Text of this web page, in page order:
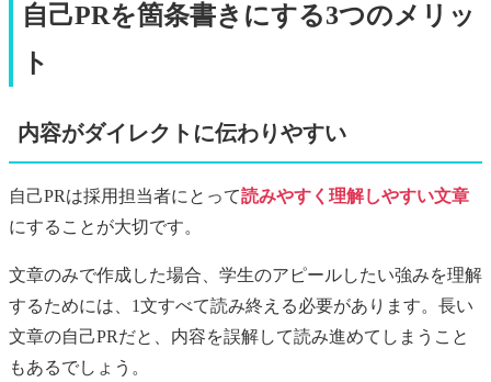
自己PRを箇条書きにする3つのメリッ
ト
内容がダイレクトに伝わりやすい
自己PRは採用担当者にとって読みやすく 理解しやすい文章
にすることが大切です。
文章のみで作成した場合、学生のアピールしたい強みを理解
するためには、1文すべて読み終える必要があります。長い
文章の自己PRだと、内容を誤解して読み進めてしまうこと
もあるでしょう。